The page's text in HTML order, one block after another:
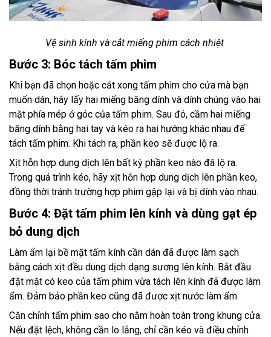
Vệ sinh kính và cắt miếng phim cách nhiệt
Bước 3: Bóc tách tấm phim
Khi bạn đã chọn hoặc cắt xong tấm phim cho cửa mà bạn
muốn dán, hãy lấy hai miếng băng dính và dính chúng vào hai
mặt phía mép ở góc của tấm phim. Sau đó, cầm hai miếng
băng dính bằng hai tay và kéo ra hai hướng khác nhau để
tách tấm phim. Khi tách ra, phần keo sẽ được lộ ra.
Xịt hỗn hợp dung dịch lên bất kỳ phần keo nào đã lộ ra.
Trong quá trình kéo, hãy xịt hỗn hợp dung dịch lên phần keo,
đồng thời tránh trường hợp phim gập lại và bị dính vào nhau.
Bước 4: Đặt tấm phim lên kính và dùng gạt ép
bỏ dung dịch
Làm ẩm lại bề mặt tấm kính cần dán đã được làm sạch
bằng cách xịt đều dung dịch dạng sương lên kính. Bắt đầu
đặt mặt có keo của tấm phim vừa tách lên kính đã được làm
ẩm. Đảm bảo phần keo cũng đã được xịt nước làm ẩm.
Căn chỉnh tấm phim sao cho nằm hoàn toàn trong khung cửa.
Nếu đặt lệch, không cần lo lắng, chỉ cần kéo và điều chỉnh